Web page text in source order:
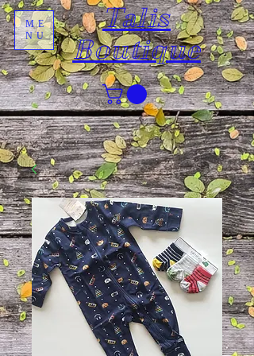
Talis
Boutique
ME
NU